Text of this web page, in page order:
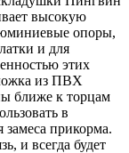
высокую
опоры,
и для
этих
из ПВХ
ближе к торцам
в
замеса прикорма.
и всегда будет